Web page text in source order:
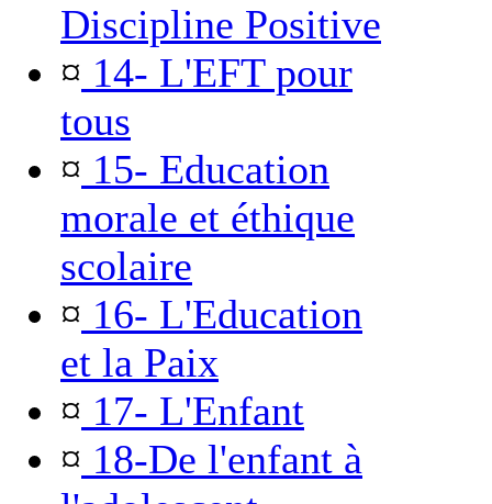
Discipline Positive
¤ 14- L'EFT pour
tous
¤ 15- Education
morale et éthique
scolaire
¤ 16- L'Education
et la Paix
¤ 17- L'Enfant
¤ 18-De l'enfant à